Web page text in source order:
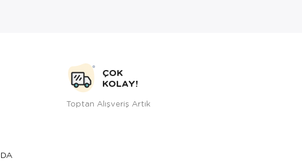
ÇOK
KOLAY!
Toptan Alışveriş Artık